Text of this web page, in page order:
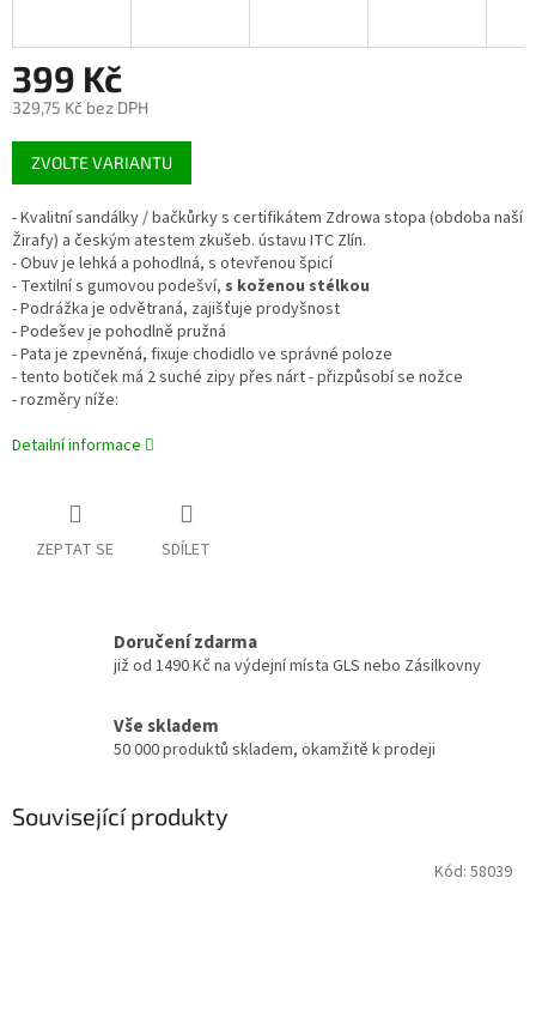
399 Kč
329,75 Kč bez DPH
Měrná
cena:
ZVOLTE VARIANTU
- Kvalitní sandálky / bačkůrky s certifikátem Zdrowa stopa (obdoba naší
Žirafy) a českým atestem zkušeb. ústavu ITC Zlín.
- Obuv je lehká a pohodlná, s otevřenou špicí
- Textilní s gumovou podešví, s koženou stélkou
- Podrážka je odvětraná, zajišťuje prodyšnost
- Podešev je pohodlně pružná
- Pata je zpevněná, fixuje chodidlo ve správné poloze
- tento botiček má 2 suché zipy přes nárt - přizpůsobí se nožce
- rozměry níže:
Detailní informace
ZEPTAT SE SDÍLET
Doručení zdarma
již od 1490 Kč na výdejní místa GLS nebo Zásilkovny
Vše skladem
50 000 produktů skladem, okamžitě k prodeji
Související produkty
Kód: 58039